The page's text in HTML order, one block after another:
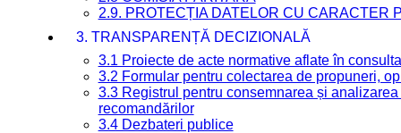
2.9. PROTECȚIA DATELOR CU CARACTER
3. TRANSPARENȚĂ DECIZIONALĂ
3.1 Proiecte de acte normative aflate în
3.2 Formular pentru colectarea de propuneri,
3.3 Registrul pentru consemnarea și
recomandărilor
3.4 Dezbateri publice